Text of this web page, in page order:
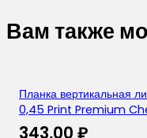
Вам также
Планка вертикальная
0,45 Print Premium
343,00 ₽